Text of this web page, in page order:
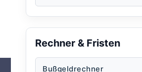
Rechner & Fristen
Bußgeldrechner